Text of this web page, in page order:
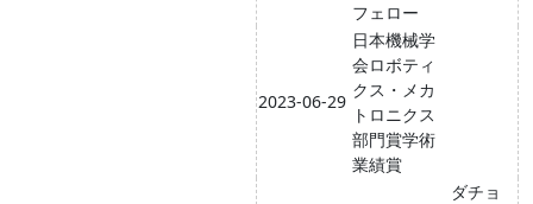
フェロー
2023-06-29
日本機械学
会ロボティ
クス・メカ
トロニクス
部門賞学術
業績賞
ダチョ